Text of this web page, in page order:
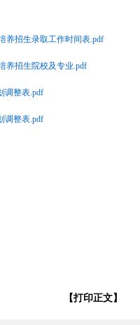
养招生录取工作时间表.pdf
养招生院校及专业.pdf
调整表.pdf
调整表.pdf
【打印正文】